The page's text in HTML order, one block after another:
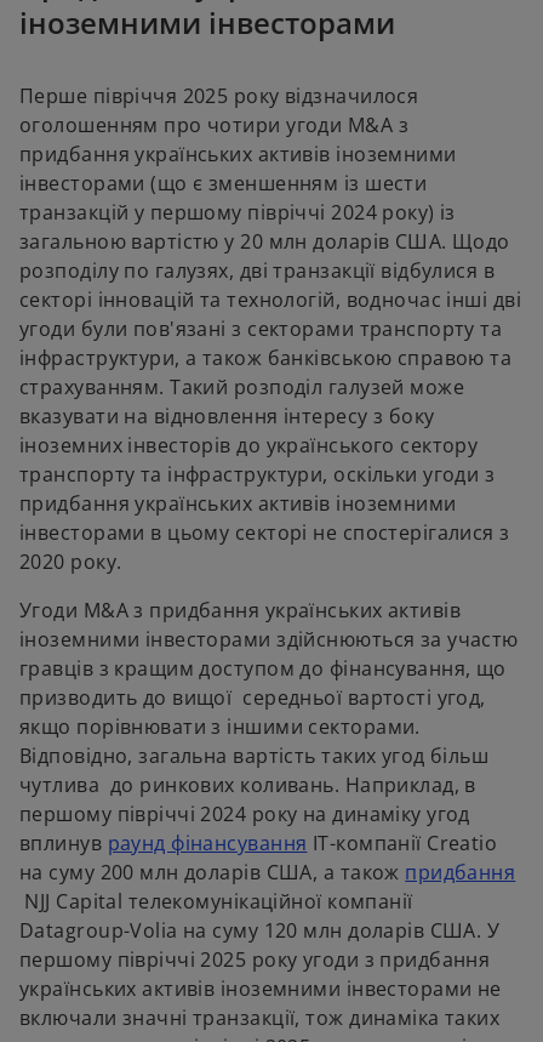
n
e
w
t
a
b
іноземними інвесторами
Перше півріччя 2025 року відзначилося
оголошенням про чотири угоди M&A з
придбання українських активів іноземними
інвесторами (що є зменшенням із шести
транзакцій у першому півріччі 2024 року) із
загальною вартістю у 20 млн доларів США. Щодо
розподілу по галузях, дві транзакції відбулися в
секторі інновацій та технологій, водночас інші дві
угоди були пов'язані з секторами транспорту та
інфраструктури, а також банківською справою та
страхуванням. Такий розподіл галузей може
вказувати на відновлення інтересу з боку
іноземних інвесторів до українського сектору
транспорту та інфраструктури, оскільки угоди з
придбання українських активів іноземними
інвесторами в цьому секторі не спостерігалися з
2020 року.
Угоди M&A з придбання українських активів
іноземними інвесторами здійснюються за участю
гравців з кращим доступом до фінансування, що
призводить до вищої середньої вартості угод,
якщо порівнювати з іншими секторами.
Відповідно, загальна вартість таких угод більш
чутлива до ринкових коливань. Наприклад, в
першому півріччі 2024 року на динаміку угод
вплинув раунд фінансування o
p
e
n
s
i
n
IT-компанії Creatio
на суму 200 млн доларів США, а також придбання
o
p
e
n
s
NJJ Capital телекомунікаційної компанії
Datagroup-Volia на суму 120 млн доларів США. У
першому півріччі 2025 року угоди з придбання
українських активів іноземними інвесторами не
включали значні транзакції, тож динаміка таких